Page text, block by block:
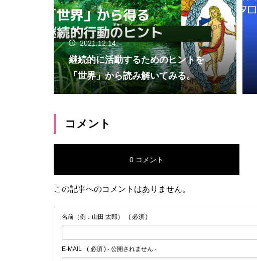
2021.12.14
継続的に活動するためのヒントを
「世界」から読み解いてみる。
コメント
0 コメント
この記事へのコメントはありません。
名前（例：山田 太郎） ( 必須 )
E-MAIL ( 必須 ) - 公開されません -